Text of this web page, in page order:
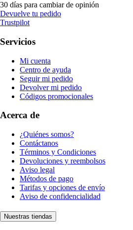
30 días para cambiar de opinión
Devuelve tu pedido
Trustpilot
Servicios
Mi cuenta
Centro de ayuda
Seguir mi pedido
Devolver mi pedido
Códigos promocionales
Acerca de
¿Quiénes somos?
Contáctanos
Términos y Condiciones
Devoluciones y reembolsos
Aviso legal
Métodos de pago
Tarifas y opciones de envío
Aviso de confidencialidad
Nuestras tiendas